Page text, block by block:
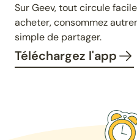
Sur Geev, tout circule
acheter, consommez
simple de partager.
Téléchargez l'app